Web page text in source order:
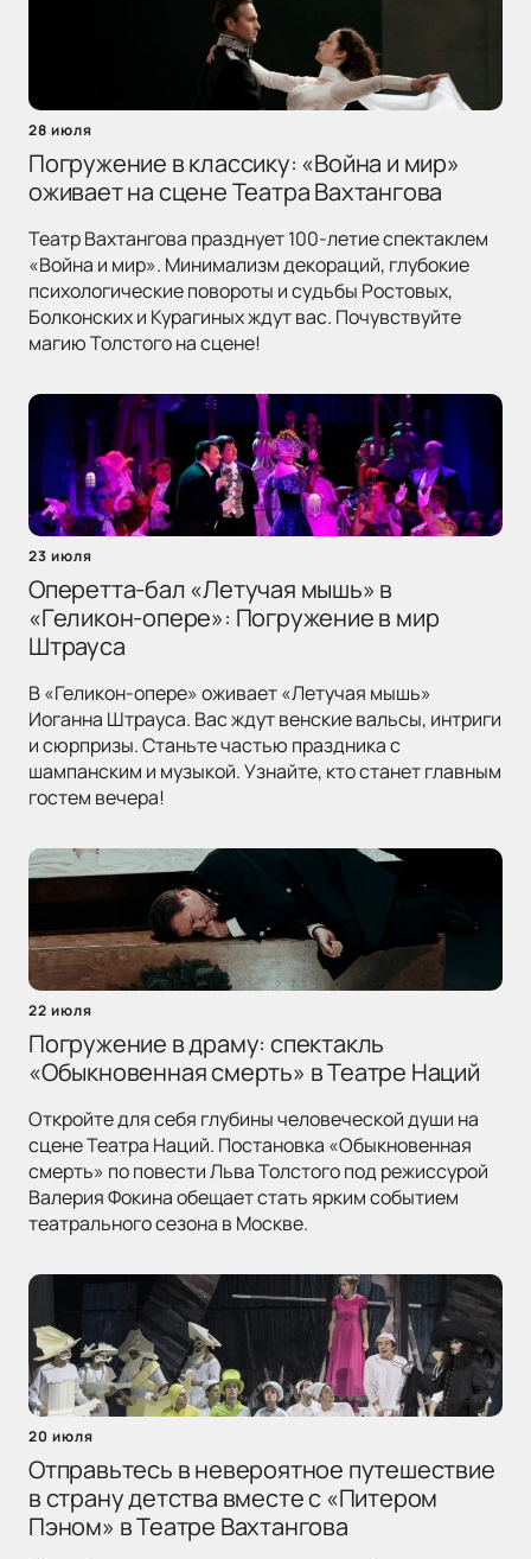
28 июля
Погружение в классику: «Война и мир»
оживает на сцене Театра Вахтангова
Театр Вахтангова празднует 100-летие спектаклем
«Война и мир». Минимализм декораций, глубокие
психологические повороты и судьбы Ростовых,
Болконских и Курагиных ждут вас. Почувствуйте
магию Толстого на сцене!
23 июля
Оперетта-бал «Летучая мышь» в
«Геликон-опере»: Погружение в мир
Штрауса
В «Геликон-опере» оживает «Летучая мышь»
Иоганна Штрауса. Вас ждут венские вальсы, интриги
и сюрпризы. Станьте частью праздника с
шампанским и музыкой. Узнайте, кто станет главным
гостем вечера!
22 июля
Погружение в драму: спектакль
«Обыкновенная смерть» в Театре Наций
Откройте для себя глубины человеческой души на
сцене Театра Наций. Постановка «Обыкновенная
смерть» по повести Льва Толстого под режиссурой
Валерия Фокина обещает стать ярким событием
театрального сезона в Москве.
20 июля
Отправьтесь в невероятное путешествие
в страну детства вместе с «Питером
Пэном» в Театре Вахтангова